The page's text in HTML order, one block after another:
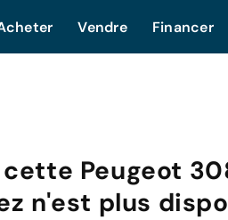
Vendre Financer
cette Peugeot
n'est plus